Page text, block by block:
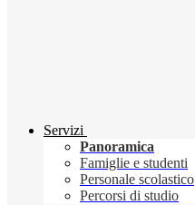
Servizi
Panoramica
Famiglie e studenti
Personale scolastico
Percorsi di studio